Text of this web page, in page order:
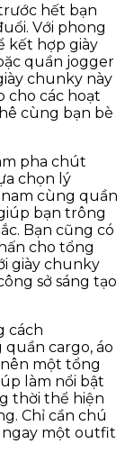
hết bạn
Với phong
kết hợp giày
quần jogger
chunky này
cho các hoạt
cùng bạn bè
pha chút
chọn lý
cùng quần
bạn trông
Bạn cũng có
cho tổng
giày chunky
sở sáng tạo
cách
cargo, áo
nên một tổng
làm nổi bật
thời thể hiện
Chỉ cần chú
ngay một outfit